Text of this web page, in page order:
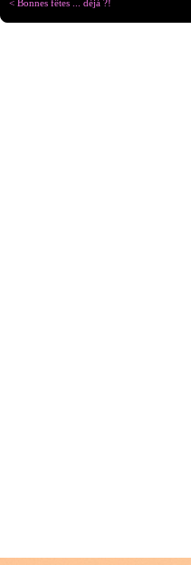
< Bonnes fêtes ... déjà ?!